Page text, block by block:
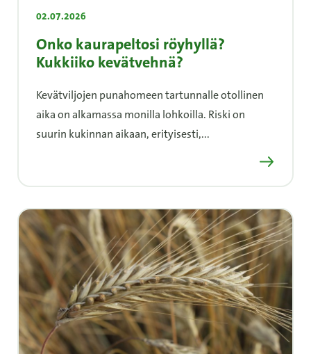
02.07.2026
Onko kaurapeltosi röyhyllä?
Kukkiiko kevätvehnä?
Kevätviljojen punahomeen tartunnalle otollinen
aika on alkamassa monilla lohkoilla. Riski on
suurin kukinnan aikaan, erityisesti,...